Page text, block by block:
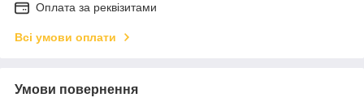
Оплата за реквізитами
Всі умови оплати
Умови повернення